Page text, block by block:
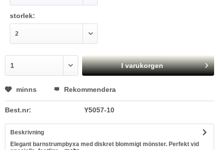
storlek:
I varukorgen
minns Rekommendera
Best.nr: Y5057-10
Beskrivning
Elegant barnstrumpbyxa med diskret blommigt mönster. Perfekt vid